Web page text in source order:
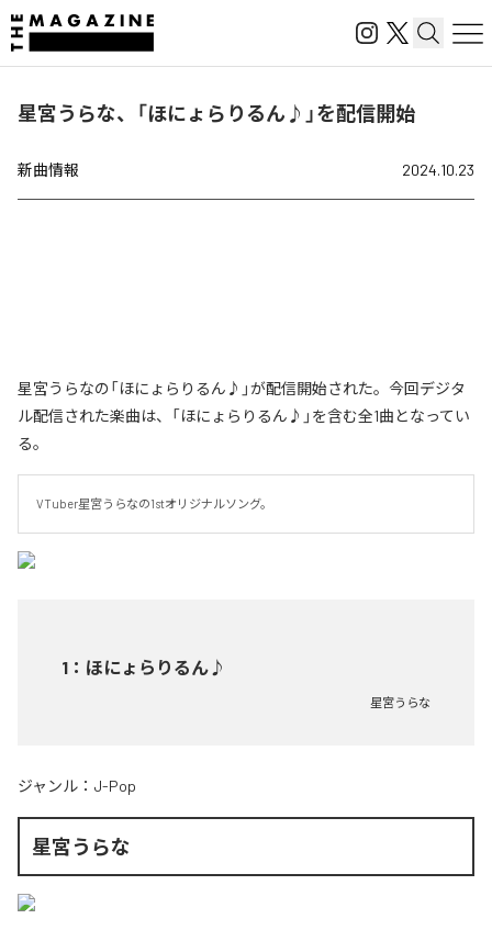
星宮うらな、「ほにょらりるん♪」を配信開始
新曲情報 2024.10.23
星宮うらなの「ほにょらりるん♪」が配信開始された。今回デジタ
ル配信された楽曲は、「ほにょらりるん♪」を含む全1曲となってい
る。
VTuber星宮うらなの1stオリジナルソング。
1 ： ほにょらりるん♪
星宮うらな
ジャンル： J-Pop
星宮うらな